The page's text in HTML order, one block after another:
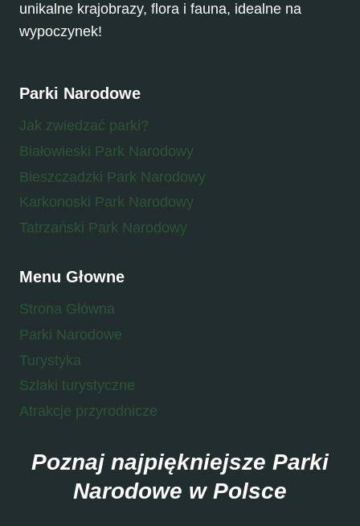
unikalne krajobrazy, flora i fauna, idealne na
wypoczynek!
Parki Narodowe
Jak zwiedzać parki?
Białowieski Park Narodowy
Bieszczadzki Park Narodowy
Karkonoski Park Narodowy
Tatrzański Park Narodowy
Menu Głowne
Strona Główna
Parki Narodowe
Turystyka
Szlaki turystyczne
Atrakcje przyrodnicze
Poznaj najpiękniejsze Parki
Narodowe w Polsce